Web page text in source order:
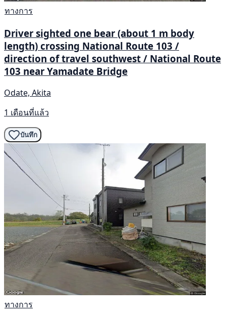
ทางการ
Driver sighted one bear (about 1 m body
length) crossing National Route 103 /
direction of travel southwest / National Route
103 near Yamadate Bridge
Odate, Akita
1 เดือนที่แล้ว
บันทึก
ทางการ